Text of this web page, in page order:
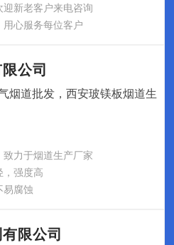
新老客户来电咨询
心服务每位客户
公司
烟道批发，西安玻镁板烟道生
力于烟道生产厂家
，强度高
易腐蚀
限公司